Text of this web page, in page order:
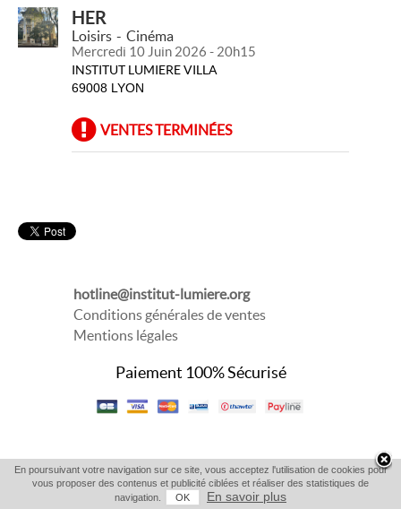
HER
Loisirs Cinéma
Mercredi 10 Juin 2026 - 20h15
INSTITUT LUMIERE VILLA
69008 LYON
VENTES TERMINÉES
hotline@institut-lumiere.org
Conditions générales de ventes
Mentions légales
Paiement 100% Sécurisé
En poursuivant votre navigation sur ce site, vous acceptez l'utilisation de cookies pour
vous proposer des contenus et publicité ciblées et réaliser des statistiques de
navigation.
OK En savoir plus